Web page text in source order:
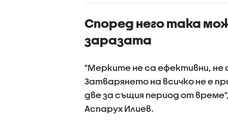
Според него така
заразата
"Мерките не са ефективни, не
Затварянето на всичко не е
две за същия период от
Аспарух Илиев.